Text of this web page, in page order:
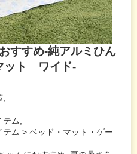
すすめ-純アルミひん
ット ワイド-
ム,
ム > ベッド・マット・ゲー